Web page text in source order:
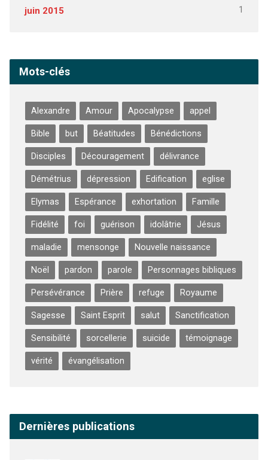
juin 2015 1
Mots-clés
Alexandre Amour Apocalypse appel
Bible but Béatitudes Bénédictions
Disciples Découragement délivrance
Démétrius dépression Edification eglise
Elymas Espérance exhortation Famille
Fidélité foi guérison idolâtrie Jésus
maladie mensonge Nouvelle naissance
Noël pardon parole Personnages bibliques
Persévérance Prière refuge Royaume
Sagesse Saint Esprit salut Sanctification
Sensibilité sorcellerie suicide témoignage
vérité évangélisation
Dernières publications